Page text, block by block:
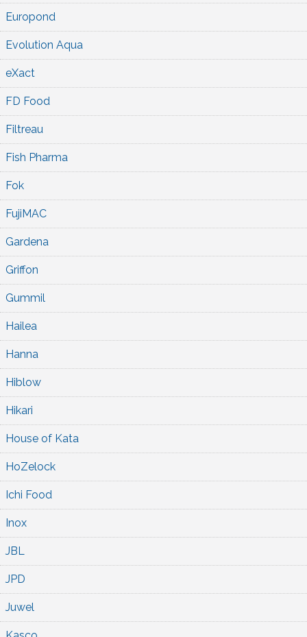
Europond
Evolution Aqua
eXact
FD Food
Filtreau
Fish Pharma
Fok
FujiMAC
Gardena
Griffon
Gummil
Hailea
Hanna
Hiblow
Hikari
House of Kata
HoZelock
Ichi Food
Inox
JBL
JPD
Juwel